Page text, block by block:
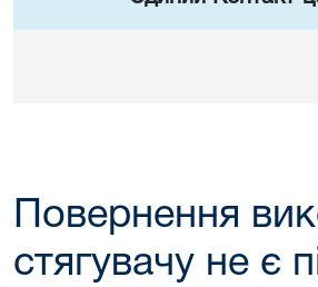
Повернення
стягувачу не є